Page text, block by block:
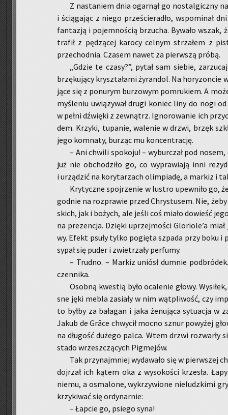
Z na­sta­niem dnia ogar­nął go no­stal­gicz­ny
i ścią­ga­jąc z niego prze­ście­ra­dło, wspo­mi­nał
fan­ta­zją i po­jem­no­ścią brzu­cha. By­wa­ło wszak,
tra­fił z pę­dzą­cej ka­ro­cy cel­nym strza­łem z
prze­chod­nia. Cza­sem nawet za pierw­szą próbą.
„Gdzie te czasy?”, pytał sam sie­bie,
brzę­ku­ją­cy krysz­ta­ła­mi ży­ran­dol. Na ho­ry­zon­cie
ją­ce się z po­nu­rym bu­rzo­wym po­mru­kiem. A
my­śle­niu uwią­zy­wał drugi ko­niec liny do nogi
w pełni dźwię­ki z ze­wnątrz. Igno­ro­wa­nie ich
dem. Krzy­ki, tu­pa­nie, wa­le­nie w drzwi, brzęk
jego kom­na­ty, bu­rząc mu kon­cen­tra­cję.
– Ani chwi­li spo­ko­ju! – wy­bur­czał pod
już nie ob­cho­dzi­ło go, co wy­pra­wia­ją inni
i urzą­dzić na ko­ry­ta­rzach olim­pia­dę, a mar­kiz i
Kry­tycz­ne spoj­rze­nie w lu­stro upew­ni­ło go,
god­nie na roz­pra­wie przed Chry­stu­sem. Nie,
skich, jak i bo­żych, ale jeśli coś miało do­wieść
na pre­zen­cja. Dzię­ki uprzej­mo­ści Glo­rio­le’a
wy. Efekt psuły tylko po­gię­ta szpa­da przy boku
sy­pał się puder i zwie­trza­ły per­fu­my.
– Trud­no. – Mar­kiz uniósł dum­nie
czen­ni­ka.
Osob­ną kwe­stią było oca­le­nie głowy.
sne jęki mebla za­sia­ły w nim wąt­pli­wość, czy
to byłby za ba­ła­gan i jaka że­nu­ją­ca sy­tu­acja
Jakub de Grâce chwy­cił mocno sznur po­wy­żej
na dłu­gość du­że­go palca. Wtem drzwi roz­war­ły
stado wrzesz­czą­cych Pig­me­jów.
Tak przy­naj­mniej wy­da­wa­ło się w pierw­szej
doj­rzał ich kątem oka z wy­so­ko­ści krze­sła.
niemu, a osma­lo­ne, wy­krzy­wio­ne nie­ludz­ki­mi
krzy­ki­wać się or­dy­nar­nie:
– Łap­cie go, psie­go syna!